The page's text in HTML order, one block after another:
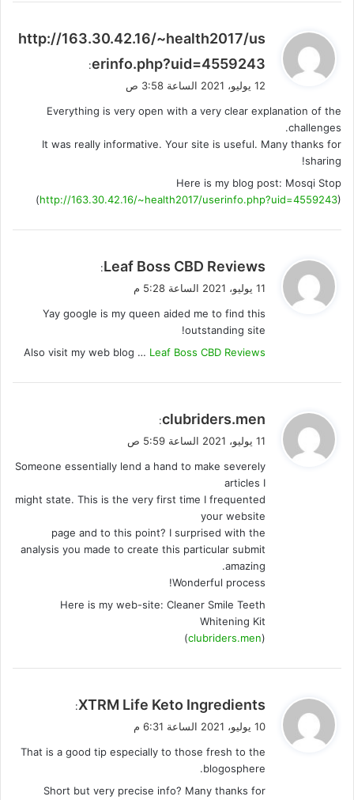
ي
و
ل
http://163.30.42.16/~health2017/us
erinfo.php?uid=4559243
:
12 يوليو، 2021 الساعة 3:58 ص
Everything is very open with a very clear explanation of the
challenges.
It was really informative. Your site is useful. Many thanks for
sharing!
Here is my blog post: Mosqi Stop
(http://163.30.42.16/~health2017/userinfo.php?uid=4559243)
ي
ق
ل
Leaf Boss CBD Reviews
:
11 يوليو، 2021 الساعة 5:28 م
Yay google is my queen aided me to find this
outstanding site!
Also visit my web blog … Leaf Boss CBD Reviews
ي
ق
ل
clubriders.men
:
11 يوليو، 2021 الساعة 5:59 ص
Someone essentially lend a hand to make severely
articles I
might state. This is the very first time I frequented
your website
page and to this point? I surprised with the
analysis you made to create this particular submit
amazing.
Wonderful process!
Here is my web-site: Cleaner Smile Teeth
Whitening Kit
(
clubriders.men
)
ي
ق
ل
XTRM Life Keto Ingredients
:
10 يوليو، 2021 الساعة 6:31 م
That is a good tip especially to those fresh to the
blogosphere.
Short but very precise info? Many thanks for